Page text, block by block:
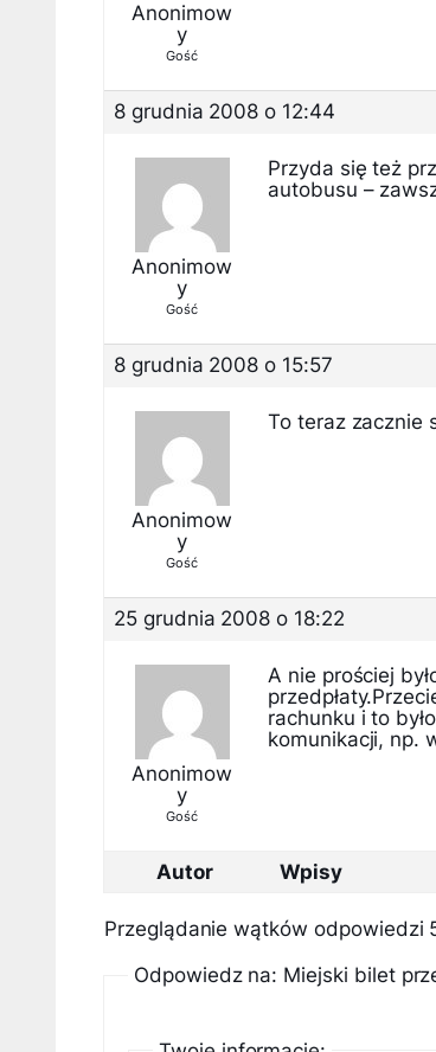
Anonimow
y
Gość
8 grudnia 2008 o 12:44
Anonimow
y
Gość
Przyda się też
autobusu –
8 grudnia 2008 o 15:57
Anonimow
y
Gość
To teraz zacznie
25 grudnia 2008 o 18:22
Anonimow
y
Gość
A nie prościej
rachunku i to
komunikacji, np.
Autor Wpisy
Przeglądanie wątków odpowiedzi
Odpowiedz na: Miejski bilet